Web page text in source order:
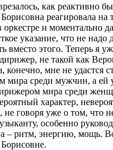
как реактивно
реагировала на
и моментально
указание, что не надо
вместо этого. Теперь я
не такой как
конечно, мне не удастся
мира среди мужчин, а ей
мира среди
характер,
не говоря уже о том, что
особенно
– ритм, энергию, мощь.